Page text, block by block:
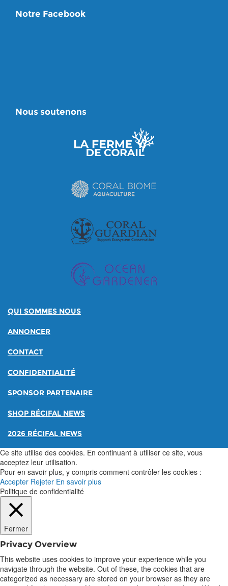
Notre Facebook
Nous soutenons
QUI SOMMES NOUS
ANNONCER
CONTACT
CONFIDENTIALITÉ
SPONSOR PARTENAIRE
SHOP RÉCIFAL NEWS
2026 RÉCIFAL NEWS
Ce site utilise des cookies. En continuant à utiliser ce site, vous
acceptez leur utilisation.
Pour en savoir plus, y compris comment contrôler les cookies :
Accepter Rejeter En savoir plus
Politique de confidentialité
Fermer
Privacy Overview
This website uses cookies to improve your experience while you
navigate through the website. Out of these, the cookies that are
categorized as necessary are stored on your browser as they are